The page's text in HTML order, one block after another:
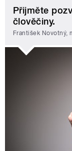
Přijměte
člověčiny.
František Novotný,